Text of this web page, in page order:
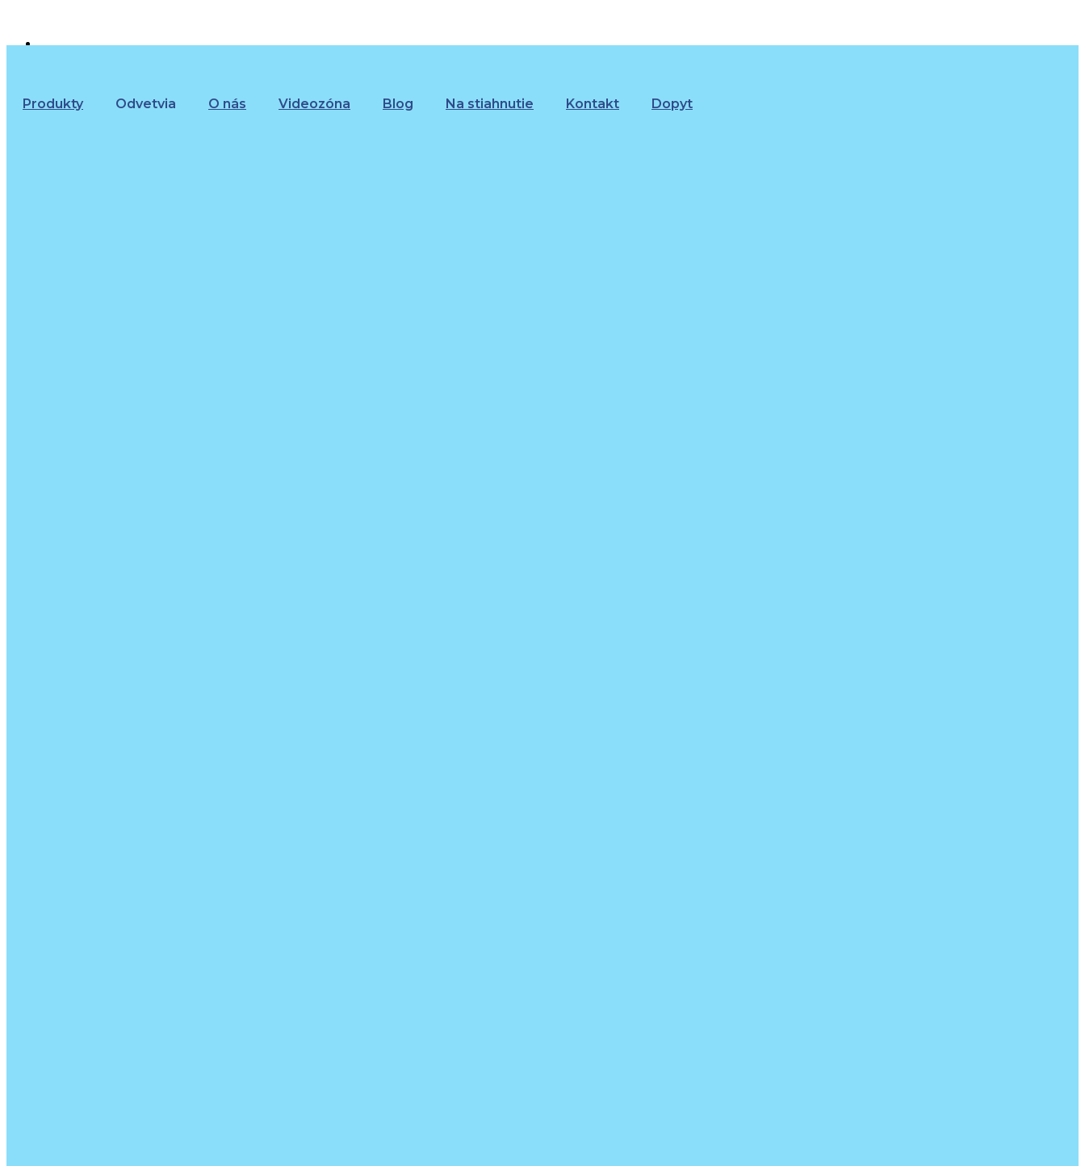
+421 (02) 452 461 11
Produkty Odvetvia O nás Videozóna Blog Na stiahnutie Kontakt Dopyt